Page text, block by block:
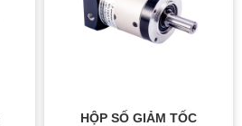
HỘP SỐ GIẢM TỐC